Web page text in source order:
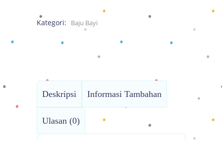
Kategori: Baju Bayi
Deskripsi Informasi Tambahan
Ulasan (0)